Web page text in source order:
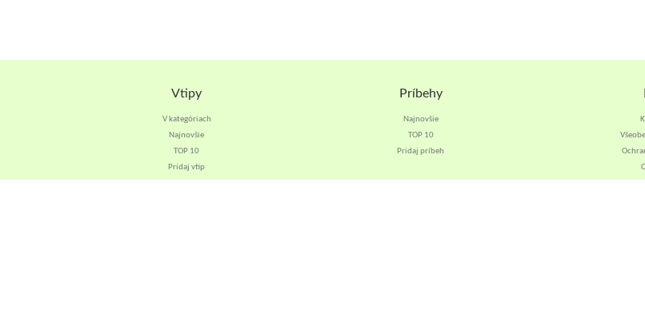
Vtipy
V kategóriach
Najnovšie
TOP 10
Pridaj vtip
Príbehy
Najnovšie
TOP 10
Pridaj príbeh